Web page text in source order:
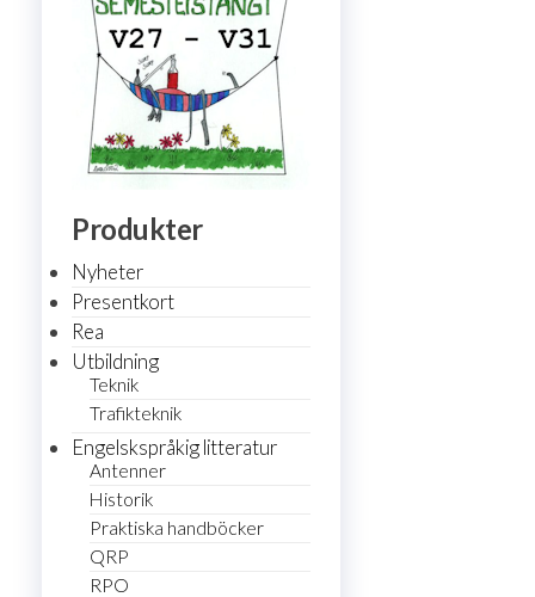
Produkter
Nyheter
Presentkort
Rea
Utbildning
Teknik
Trafikteknik
Engelskspråkig litteratur
Antenner
Historik
Praktiska handböcker
QRP
RPO